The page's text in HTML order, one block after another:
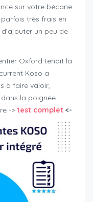
sur votre bécane
très frais en
un peu de
Oxford tenait la
Koso a
à faire valoir,
la poignée
-> test complet <-